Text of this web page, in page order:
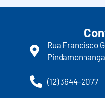
Rua Francisco
(12) 3644-2077